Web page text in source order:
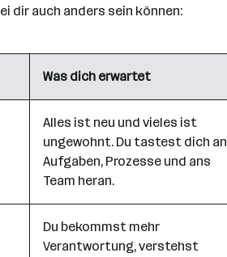
dir auch anders sein können:
Was dich erwartet
Alles ist neu und vieles ist
ungewohnt. Du tastest dich an
Aufgaben, Prozesse und ans
Team heran.
Du bekommst mehr
Verantwortung, verstehst